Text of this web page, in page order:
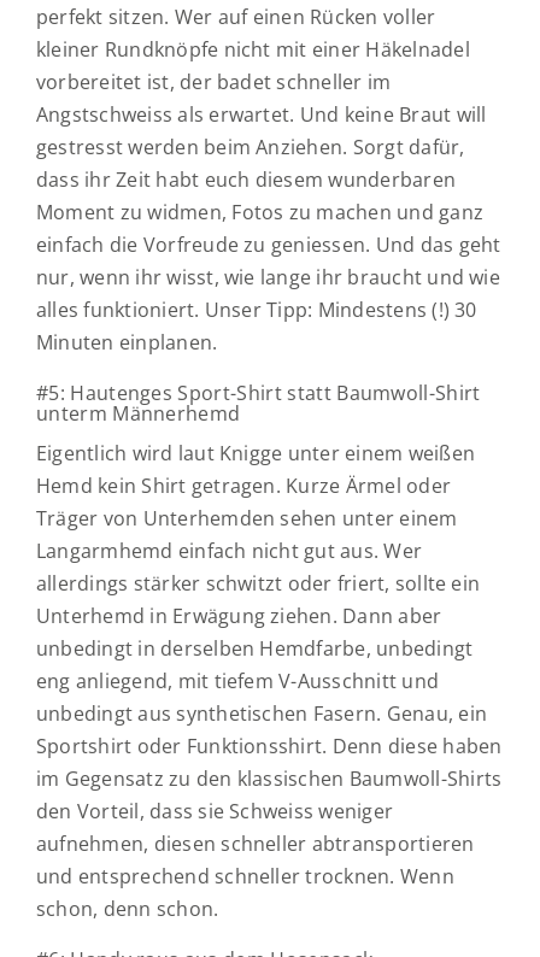
perfekt sitzen. Wer auf einen Rücken voller
kleiner Rundknöpfe nicht mit einer Häkelnadel
vorbereitet ist, der badet schneller im
Angstschweiss als erwartet. Und keine Braut will
gestresst werden beim Anziehen. Sorgt dafür,
dass ihr Zeit habt euch diesem wunderbaren
Moment zu widmen, Fotos zu machen und ganz
einfach die Vorfreude zu geniessen. Und das geht
nur, wenn ihr wisst, wie lange ihr braucht und wie
alles funktioniert. Unser Tipp: Mindestens (!) 30
Minuten einplanen.
#5: Hautenges Sport-Shirt statt Baumwoll-Shirt
unterm Männerhemd
Eigentlich wird laut Knigge unter einem weißen
Hemd kein Shirt getragen. Kurze Ärmel oder
Träger von Unterhemden sehen unter einem
Langarmhemd einfach nicht gut aus. Wer
allerdings stärker schwitzt oder friert, sollte ein
Unterhemd in Erwägung ziehen. Dann aber
unbedingt in derselben Hemdfarbe, unbedingt
eng anliegend, mit tiefem V-Ausschnitt und
unbedingt aus synthetischen Fasern. Genau, ein
Sportshirt oder Funktionsshirt. Denn diese haben
im Gegensatz zu den klassischen Baumwoll-Shirts
den Vorteil, dass sie Schweiss weniger
aufnehmen, diesen schneller abtransportieren
und entsprechend schneller trocknen. Wenn
schon, denn schon.